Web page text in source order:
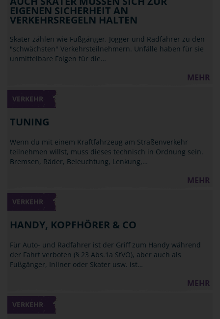
EIGENEN SICHERHEIT AN
VERKEHRSREGELN HALTEN
Skater zählen wie Fußgänger, Jogger und Radfahrer zu den
"schwächsten" Verkehrsteilnehmern. Unfälle haben für sie
unmittelbare Folgen für die…
MEHR
VERKEHR
TUNING
Wenn du mit einem Kraftfahrzeug am Straßenverkehr
teilnehmen willst, muss dieses technisch in Ordnung sein.
Bremsen, Räder, Beleuchtung, Lenkung,…
MEHR
VERKEHR
HANDY, KOPFHÖRER & CO
Für Auto- und Radfahrer ist der Griff zum Handy während
der Fahrt verboten (§ 23 Abs.1a StVO), aber auch als
Fußgänger, Inliner oder Skater usw. ist…
MEHR
VERKEHR